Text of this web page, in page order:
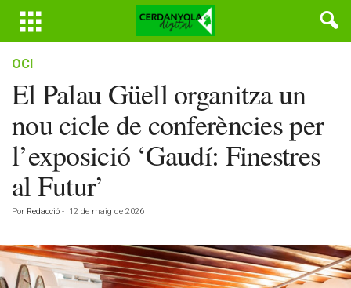
OCI
El Palau Güell organitza un
nou cicle de conferències per
l’exposició ‘Gaudí: Finestres
al Futur’
Por Redacció - 12 de maig de 2026